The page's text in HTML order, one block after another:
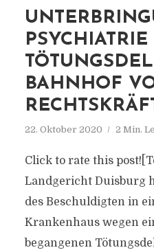
BAHNHOF
22. Oktober 2020 2 Min.
Click to rate this
Landgericht Duisburg
des Beschuldigten in
Krankenhaus wegen
begangenen